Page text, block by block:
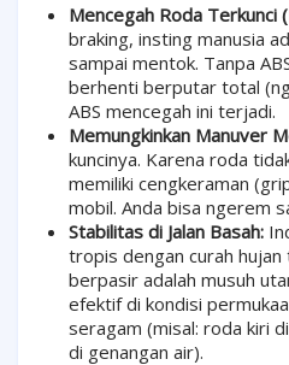
Mencegah Roda Terkunci
braking, insting manusia
sampai mentok. Tanpa
berhenti berputar total
ABS mencegah ini terjadi.
Memungkinkan Manuver
kuncinya. Karena roda
memiliki cengkeraman
mobil. Anda bisa ngerem
Stabilitas di Jalan Basah:
tropis dengan curah hujan
berpasir adalah musuh
efektif di kondisi
seragam (misal: roda kiri
di genangan air).